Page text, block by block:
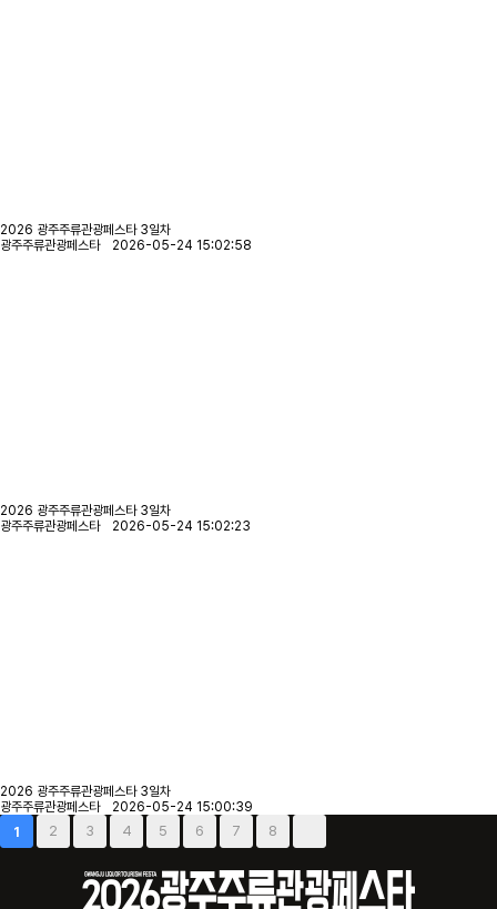
2026 광주주류관광페스타 3일차
광주주류관광페스타 2026-05-24 15:02:58
2026 광주주류관광페스타 3일차
광주주류관광페스타 2026-05-24 15:02:23
2026 광주주류관광페스타 3일차
광주주류관광페스타 2026-05-24 15:00:39
1
2 3 4 5 6 7 8